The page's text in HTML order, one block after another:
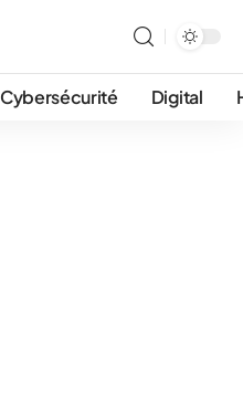
Cybersécurité Digital